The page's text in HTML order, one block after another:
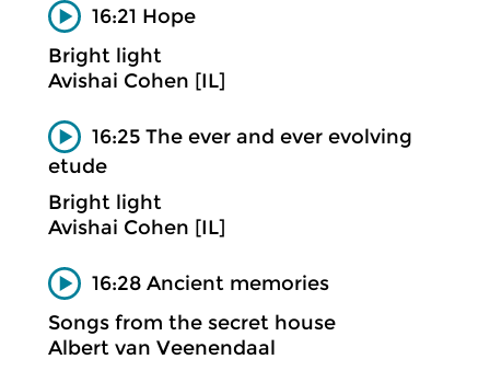
16:21 Hope
Bright light
Avishai Cohen [IL]
16:25 The ever and ever evolving
etude
Bright light
Avishai Cohen [IL]
16:28 Ancient memories
Songs from the secret house
Albert van Veenendaal